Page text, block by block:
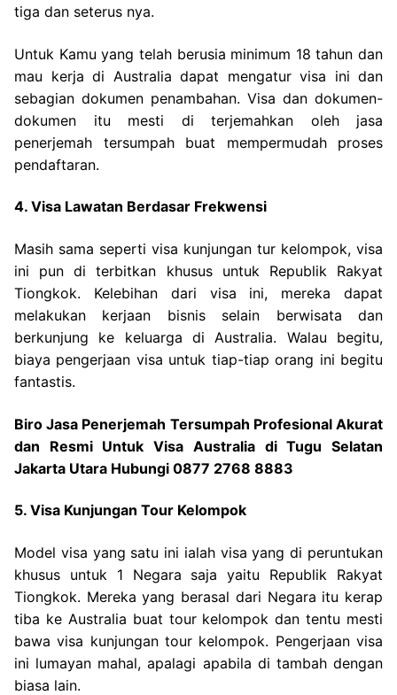
tiga dan seterus nya.
Untuk Kamu yang telah berusia minimum 18 tahun dan
mau kerja di Australia dapat mengatur visa ini dan
sebagian dokumen penambahan. Visa dan dokumen-
dokumen itu mesti di terjemahkan oleh jasa
penerjemah tersumpah buat mempermudah proses
pendaftaran.
4. Visa Lawatan Berdasar Frekwensi
Masih sama seperti visa kunjungan tur kelompok, visa
ini pun di terbitkan khusus untuk Republik Rakyat
Tiongkok. Kelebihan dari visa ini, mereka dapat
melakukan kerjaan bisnis selain berwisata dan
berkunjung ke keluarga di Australia. Walau begitu,
biaya pengerjaan visa untuk tiap-tiap orang ini begitu
fantastis.
Biro Jasa Penerjemah Tersumpah Profesional Akurat
dan Resmi Untuk Visa Australia di Tugu Selatan
Jakarta Utara Hubungi 0877 2768 8883
5. Visa Kunjungan Tour Kelompok
Model visa yang satu ini ialah visa yang di peruntukan
khusus untuk 1 Negara saja yaitu Republik Rakyat
Tiongkok. Mereka yang berasal dari Negara itu kerap
tiba ke Australia buat tour kelompok dan tentu mesti
bawa visa kunjungan tour kelompok. Pengerjaan visa
ini lumayan mahal, apalagi apabila di tambah dengan
biasa lain.